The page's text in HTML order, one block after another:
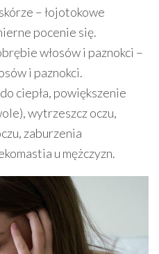
– łojotokowe
pocenie się.
włosów i paznokci –
i paznokci.
ciepła, powiększenie
wytrzeszcz oczu,
zaburzenia
u mężczyzn.